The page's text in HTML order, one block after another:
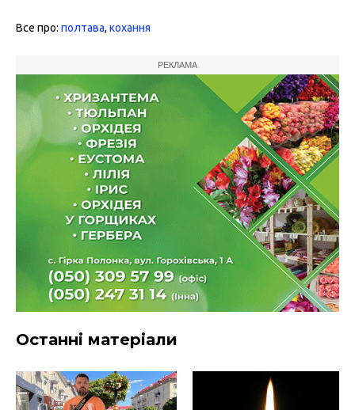
Все про: полтава, кохання
РЕКЛАМА
Останні матеріали